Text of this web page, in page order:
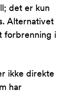
det er kun
Alternativet
forbrenning i
ikke direkte
har